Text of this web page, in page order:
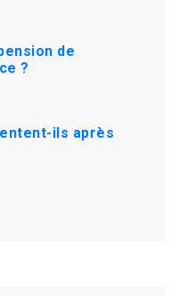
de
?
ils après